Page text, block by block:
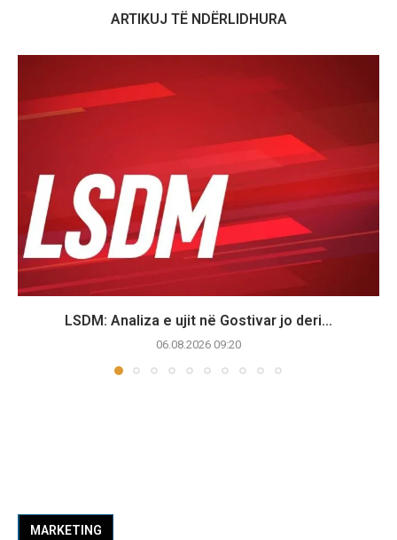
ARTIKUJ TË NDËRLIDHURA
LSDM: Analiza e ujit në Gostivar jo deri...
06.08.2026 09:20
MARKETING